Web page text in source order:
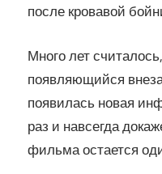
после кровавой
Много лет
появляющийся
появилась новая
раз и навсегда
фильма остается